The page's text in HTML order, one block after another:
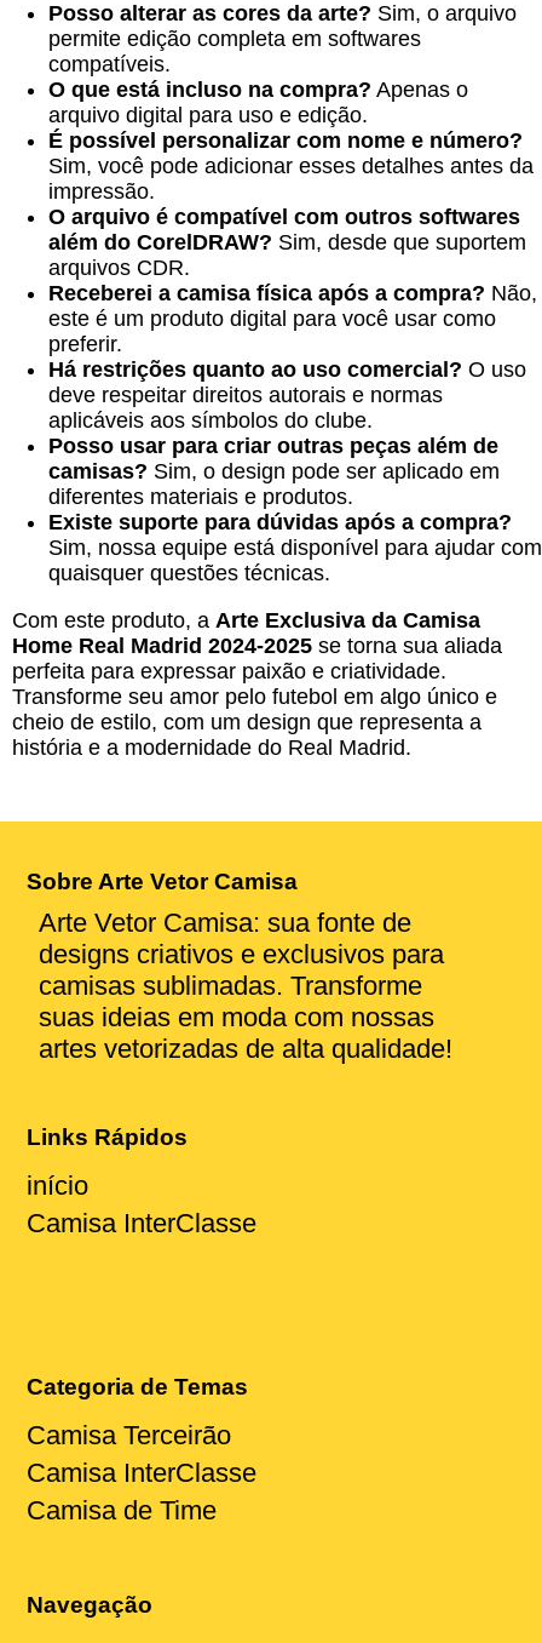
Posso alterar as cores da arte? Sim, o arquivo
permite edição completa em softwares
compatíveis.
O que está incluso na compra? Apenas o
arquivo digital para uso e edição.
É possível personalizar com nome e número?
Sim, você pode adicionar esses detalhes antes da
impressão.
O arquivo é compatível com outros softwares
além do CorelDRAW? Sim, desde que suportem
arquivos CDR.
Receberei a camisa física após a compra? Não,
este é um produto digital para você usar como
preferir.
Há restrições quanto ao uso comercial? O uso
deve respeitar direitos autorais e normas
aplicáveis aos símbolos do clube.
Posso usar para criar outras peças além de
camisas? Sim, o design pode ser aplicado em
diferentes materiais e produtos.
Existe suporte para dúvidas após a compra?
Sim, nossa equipe está disponível para ajudar com
quaisquer questões técnicas.
Com este produto, a Arte Exclusiva da Camisa
Home Real Madrid 2024-2025 se torna sua aliada
perfeita para expressar paixão e criatividade.
Transforme seu amor pelo futebol em algo único e
cheio de estilo, com um design que representa a
história e a modernidade do Real Madrid.
Sobre Arte Vetor Camisa
Arte Vetor Camisa: sua fonte de
designs criativos e exclusivos para
camisas sublimadas. Transforme
suas ideias em moda com nossas
artes vetorizadas de alta qualidade!
Links Rápidos
início
Camisa InterClasse
Categoria de Temas
Camisa Terceirão
Camisa InterClasse
Camisa de Time
Navegação